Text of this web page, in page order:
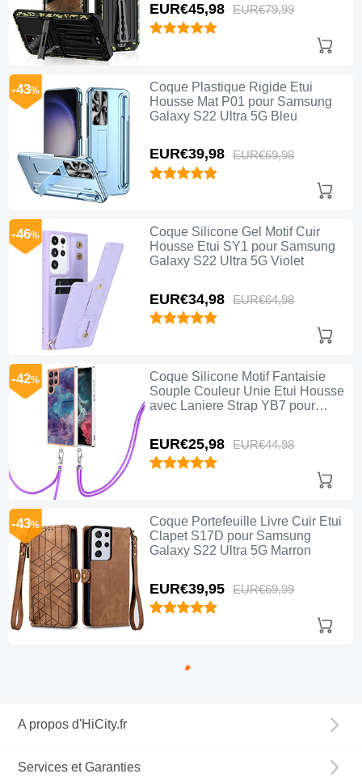
EUR€45,98 EUR€79,99
Coque Plastique Rigide Etui
Housse Mat P01 pour Samsung
Galaxy S22 Ultra 5G Bleu
EUR€39,98 EUR€69,98
-43%
Coque Silicone Gel Motif Cuir
Housse Etui SY1 pour Samsung
Galaxy S22 Ultra 5G Violet
EUR€34,98 EUR€64,98
-46%
Coque Silicone Motif Fantaisie
Souple Couleur Unie Etui Housse
avec Laniere Strap YB7 pour
EUR€25,98 EUR€44,98
-42%
Coque Portefeuille Livre Cuir Etui
Clapet S17D pour Samsung
Galaxy S22 Ultra 5G Marron
EUR€39,95 EUR€69,99
-43%
A propos d'HiCity.fr
Services et Garanties